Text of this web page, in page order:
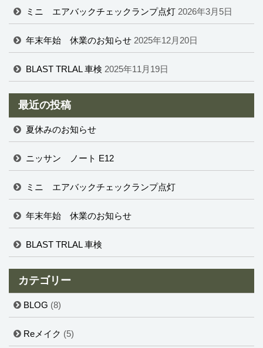
ミニ エアバックチェックランプ点灯 2026年3月5日
年末年始 休業のお知らせ 2025年12月20日
BLAST TRLAL 車検 2025年11月19日
最近の投稿
夏休みのお知らせ
ニッサン ノート E12
ミニ エアバックチェックランプ点灯
年末年始 休業のお知らせ
BLAST TRLAL 車検
カテゴリー
BLOG (8)
Reメイク (5)